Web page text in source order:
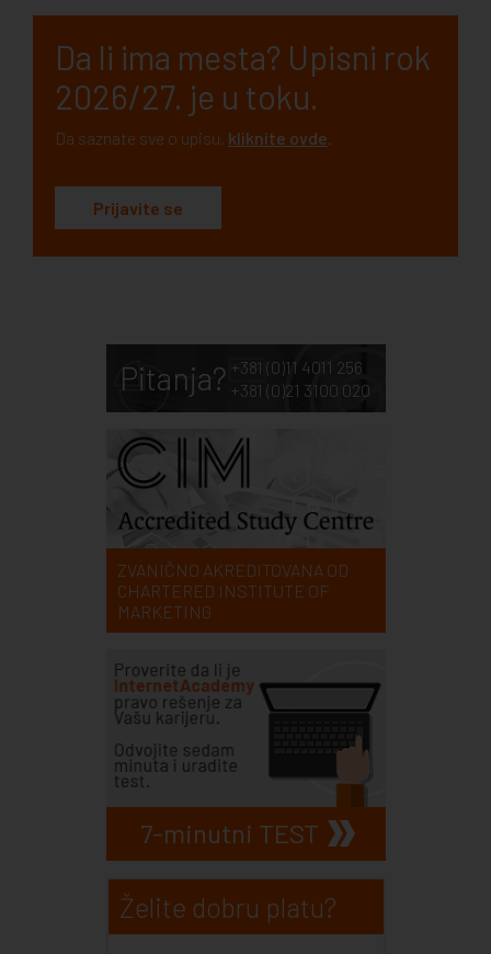
Pitanja? +381 (0)11 4011 256
+381 (0)21 3100 020
ZVANIČNO AKREDITOVANA OD
CHARTERED INSTITUTE OF
MARKETING
7-minutni TEST
Želite dobru platu?
Da li ima mesta? Upisni rok
2026/27. je u toku.
Da saznate sve o upisu, kliknite ovde.
Prijavite se